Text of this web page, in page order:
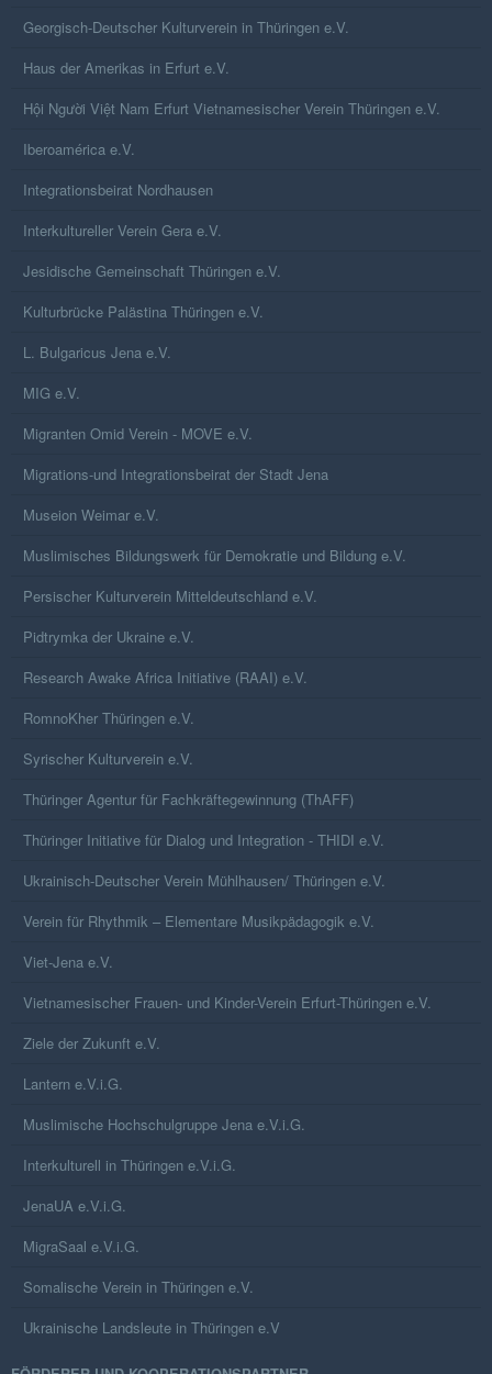
Georgisch-Deutscher Kulturverein in Thüringen e.V.
Haus der Amerikas in Erfurt e.V.
Hội Người Việt Nam Erfurt Vietnamesischer Verein Thüringen e.V.
Iberoamérica e.V.
Integrationsbeirat Nordhausen
Interkultureller Verein Gera e.V.
Jesidische Gemeinschaft Thüringen e.V.
Kulturbrücke Palästina Thüringen e.V.
L. Bulgaricus Jena e.V.
MIG e.V.
Migranten Omid Verein - MOVE e.V.
Migrations-und Integrationsbeirat der Stadt Jena
Museion Weimar e.V.
Muslimisches Bildungswerk für Demokratie und Bildung e.V.
Persischer Kulturverein Mitteldeutschland e.V.
Pidtrymka der Ukraine e.V.
Research Awake Africa Initiative (RAAI) e.V.
RomnoKher Thüringen e.V.
Syrischer Kulturverein e.V.
Thüringer Agentur für Fachkräftegewinnung (ThAFF)
Thüringer Initiative für Dialog und Integration - THIDI e.V.
Ukrainisch-Deutscher Verein Mühlhausen/ Thüringen e.V.
Verein für Rhythmik – Elementare Musikpädagogik e.V.
Viet-Jena e.V.
Vietnamesischer Frauen- und Kinder-Verein Erfurt-Thüringen e.V.
Ziele der Zukunft e.V.
Lantern e.V.i.G.
Muslimische Hochschulgruppe Jena e.V.i.G.
Interkulturell in Thüringen e.V.i.G.
JenaUA e.V.i.G.
MigraSaal e.V.i.G.
Somalische Verein in Thüringen e.V.
Ukrainische Landsleute in Thüringen e.V